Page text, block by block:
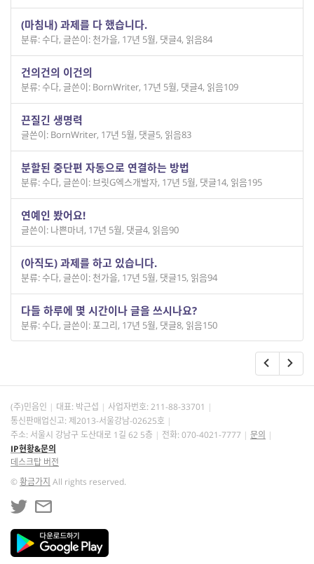
(마침내) 과제를 다 했습니다.
분류: 수다, 글쓴이: 천가을, 17년 5월, 댓글4, 읽음84
건의건의 이건의
분류: 수다, 글쓴이: BornWriter, 17년 5월, 댓글4, 읽음109
끈질긴 생명력
글쓴이: BornWriter, 17년 5월, 댓글5, 읽음83
분할된 중단편 자동으로 연결하는 방법
분류: 수다, 글쓴이: 브릿G엑스개발자, 17년 5월, 댓글14, 읽음195
연예인 봤어요!
글쓴이: 나쁜마녀, 17년 5월, 댓글4, 읽음90
(아직도) 과제를 하고 있습니다.
분류: 수다, 글쓴이: 천가을, 17년 5월, 댓글15, 읽음94
다들 하루에 몇 시간이나 글을 쓰시나요?
분류: 수다, 글쓴이: 포그리, 17년 5월, 댓글8, 읽음150
(주)민음인 대표: 박근섭 사업자번호: 211-88-33701
통신판매업신고: 제2013-서울강남-02625호
주소: 서울시 강남구 도산대로 1길 62 5층
전화: 070-4021-7777
문의
IP현황&문의
데스크탑 버전
©황금가지 All rights reserved.